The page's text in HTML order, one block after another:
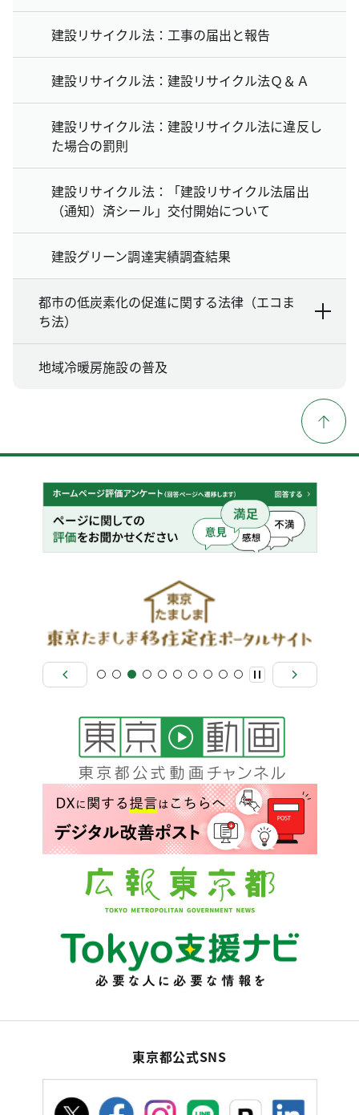
建設リサイクル法：工事の届出と報告
建設リサイクル法：建設リサイクル法Ｑ＆Ａ
建設リサイクル法：建設リサイクル法に違反し
た場合の罰則
建設リサイクル法：「建設リサイクル法届出
（通知）済シール」交付開始について
建設グリーン調達実績調査結果
都市の低炭素化の促進に関する法律（エコま
ち法）
地域冷暖房施設の普及
東京都公式SNS